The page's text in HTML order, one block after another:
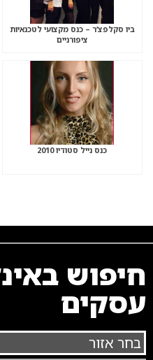
ביו סקלפצ’ר – כנס מקצועי לטכנאיות
ציפורניים
כנס נייל סטודיו 2010
חיפוש
עסקים